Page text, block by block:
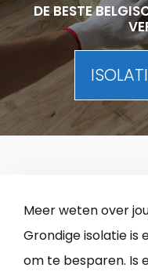
DE BESTE
Meer weten over
Grondige isolatie is
om te besparen. Is